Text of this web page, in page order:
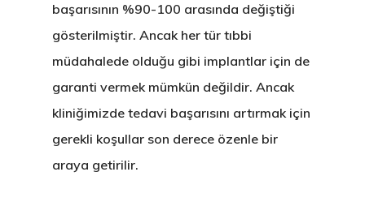
başarısının %90-100 arasında değiştiği
gösterilmiştir. Ancak her tür tıbbi
müdahalede olduğu gibi implantlar için de
garanti vermek mümkün değildir. Ancak
kliniğimizde tedavi başarısını artırmak için
gerekli koşullar son derece özenle bir
araya getirilir.